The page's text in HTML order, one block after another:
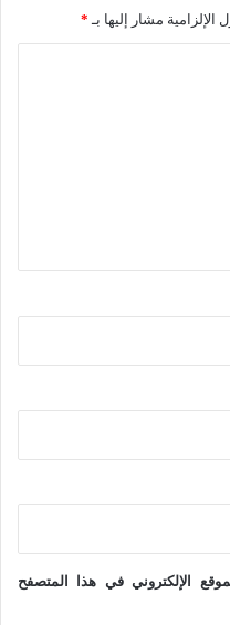
الإلزامية مشار إليها بـ *
الإلكتروني في هذا المتصفح